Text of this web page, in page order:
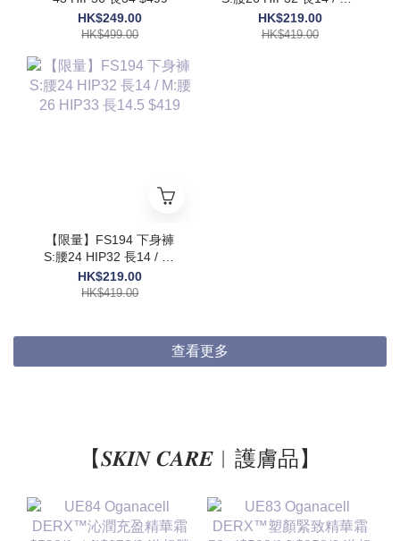
HK$249.00
HK$499.00
腰30 HIP36 長15 $419
HK$219.00
HK$419.00
【限量】FS194 下身褲
S:腰24 HIP32 長14 / M:
腰26 HIP33 長14.5 $419
HK$219.00
HK$419.00
查看更多
【𝑺𝑲𝑰𝑵 𝑪𝑨𝑹𝑬︱護膚品】